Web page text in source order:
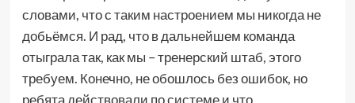
словами, что с таким настроением мы никогда не
добьёмся. И рад, что в дальнейшем команда
отыграла так, как мы – тренерский штаб, этого
требуем. Конечно, не обошлось без ошибок, но
ребята действовали по системе и что